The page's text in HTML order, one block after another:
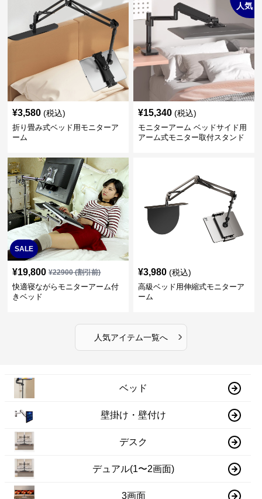
¥3,580 (税込)
折り畳み式ベッド用モニターア
ーム
人気
¥15,340 (税込)
モニターアーム ベッドサイド用
アーム式モニター取付スタンド
SALE
¥19,800 ¥22900(割引前)
快適寝ながらモニターアーム付
きベッド
¥3,980 (税込)
高級ベッド用伸縮式モニターア
ーム
人気アイテム一覧へ ›
ベッド
壁掛け・壁付け
デスク
デュアル(1〜2画面)
3画面